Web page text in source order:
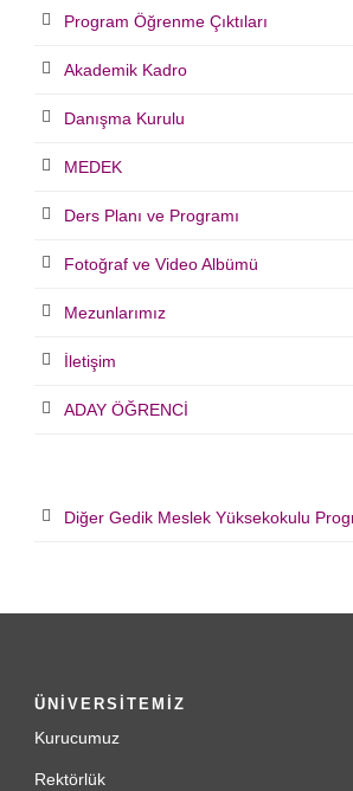
Program Öğrenme Çıktıları
Akademik Kadro
Danışma Kurulu
MEDEK
Ders Planı ve Programı
Fotoğraf ve Video Albümü
Mezunlarımız
İletişim
ADAY ÖĞRENCİ
Diğer Gedik Meslek Yüksekokulu
ÜNİVERSİTEMİZ
Kurucumuz
Rektörlük